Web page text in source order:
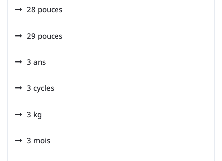
28 pouces
29 pouces
3 ans
3 cycles
3 kg
3 mois